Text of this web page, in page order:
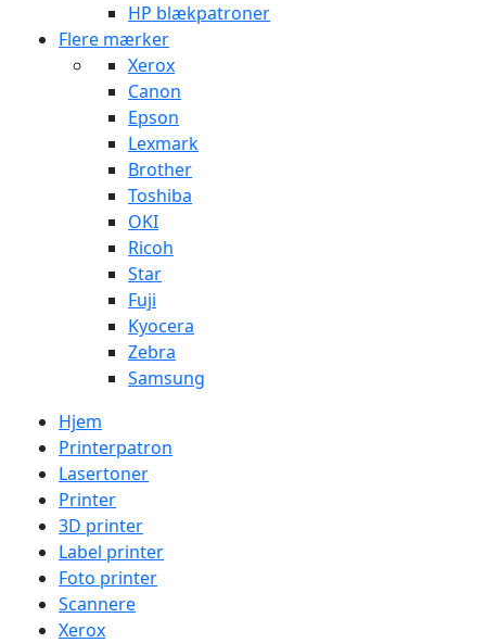
HP blækpatroner
Flere mærker
Xerox
Canon
Epson
Lexmark
Brother
Toshiba
OKI
Ricoh
Star
Fuji
Kyocera
Zebra
Samsung
Hjem
Printerpatron
Lasertoner
Printer
3D printer
Label printer
Foto printer
Scannere
Xerox